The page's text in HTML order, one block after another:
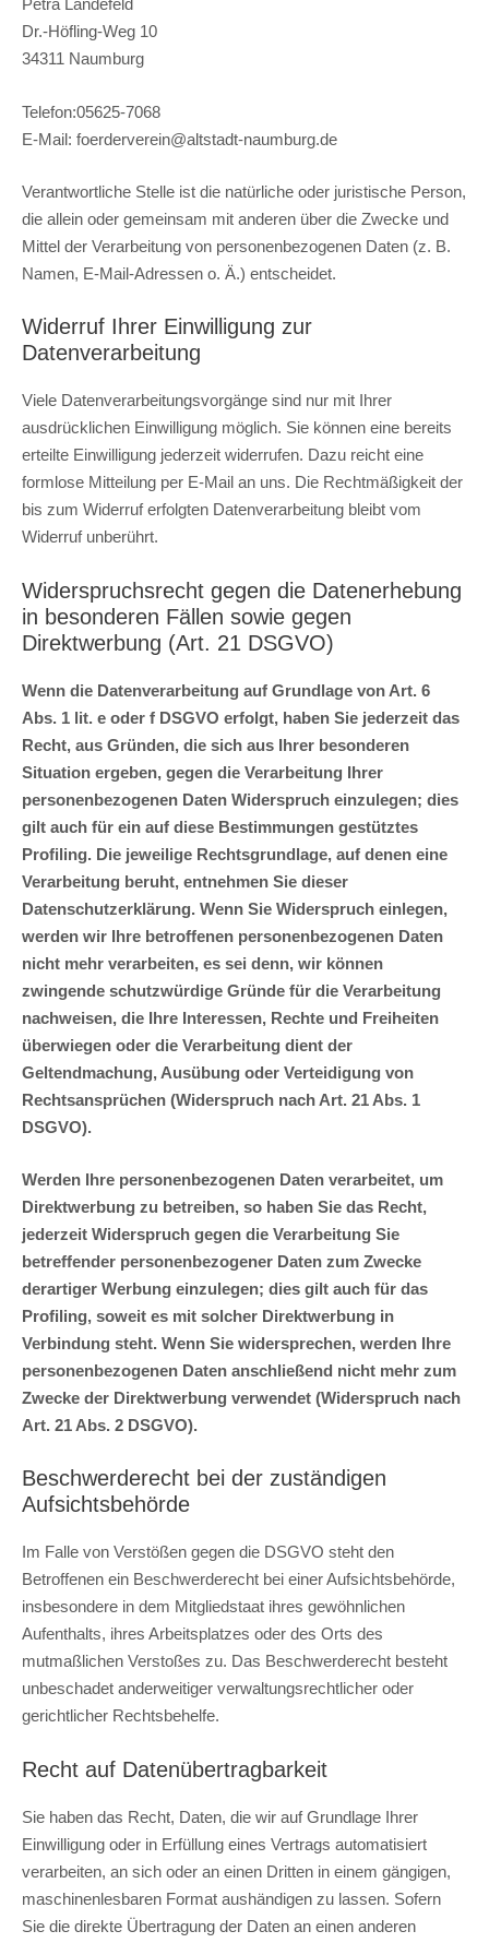
Petra Landefeld
Dr.-Höfling-Weg 10
34311 Naumburg
Telefon:05625-7068
E-Mail: foerderverein@altstadt-naumburg.de
Verantwortliche Stelle ist die natürliche oder juristische Person,
die allein oder gemeinsam mit anderen über die Zwecke und
Mittel der Verarbeitung von personenbezogenen Daten (z. B.
Namen, E-Mail-Adressen o. Ä.) entscheidet.
Widerruf Ihrer Einwilligung zur
Datenverarbeitung
Viele Datenverarbeitungsvorgänge sind nur mit Ihrer
ausdrücklichen Einwilligung möglich. Sie können eine bereits
erteilte Einwilligung jederzeit widerrufen. Dazu reicht eine
formlose Mitteilung per E-Mail an uns. Die Rechtmäßigkeit der
bis zum Widerruf erfolgten Datenverarbeitung bleibt vom
Widerruf unberührt.
Widerspruchsrecht gegen die Datenerhebung
in besonderen Fällen sowie gegen
Direktwerbung (Art. 21 DSGVO)
Wenn die Datenverarbeitung auf Grundlage von Art. 6
Abs. 1 lit. e oder f DSGVO erfolgt, haben Sie jederzeit das
Recht, aus Gründen, die sich aus Ihrer besonderen
Situation ergeben, gegen die Verarbeitung Ihrer
personenbezogenen Daten Widerspruch einzulegen; dies
gilt auch für ein auf diese Bestimmungen gestütztes
Profiling. Die jeweilige Rechtsgrundlage, auf denen eine
Verarbeitung beruht, entnehmen Sie dieser
Datenschutzerklärung. Wenn Sie Widerspruch einlegen,
werden wir Ihre betroffenen personenbezogenen Daten
nicht mehr verarbeiten, es sei denn, wir können
zwingende schutzwürdige Gründe für die Verarbeitung
nachweisen, die Ihre Interessen, Rechte und Freiheiten
überwiegen oder die Verarbeitung dient der
Geltendmachung, Ausübung oder Verteidigung von
Rechtsansprüchen (Widerspruch nach Art. 21 Abs. 1
DSGVO).
Werden Ihre personenbezogenen Daten verarbeitet, um
Direktwerbung zu betreiben, so haben Sie das Recht,
jederzeit Widerspruch gegen die Verarbeitung Sie
betreffender personenbezogener Daten zum Zwecke
derartiger Werbung einzulegen; dies gilt auch für das
Profiling, soweit es mit solcher Direktwerbung in
Verbindung steht. Wenn Sie widersprechen, werden Ihre
personenbezogenen Daten anschließend nicht mehr zum
Zwecke der Direktwerbung verwendet (Widerspruch nach
Art. 21 Abs. 2 DSGVO).
Beschwerderecht bei der zuständigen
Aufsichtsbehörde
Im Falle von Verstößen gegen die DSGVO steht den
Betroffenen ein Beschwerderecht bei einer Aufsichtsbehörde,
insbesondere in dem Mitgliedstaat ihres gewöhnlichen
Aufenthalts, ihres Arbeitsplatzes oder des Orts des
mutmaßlichen Verstoßes zu. Das Beschwerderecht besteht
unbeschadet anderweitiger verwaltungsrechtlicher oder
gerichtlicher Rechtsbehelfe.
Recht auf Datenübertragbarkeit
Sie haben das Recht, Daten, die wir auf Grundlage Ihrer
Einwilligung oder in Erfüllung eines Vertrags automatisiert
verarbeiten, an sich oder an einen Dritten in einem gängigen,
maschinenlesbaren Format aushändigen zu lassen. Sofern
Sie die direkte Übertragung der Daten an einen anderen